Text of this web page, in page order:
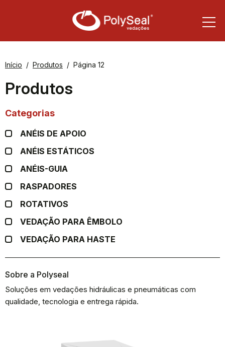
Início Produtos Página 12
Produtos
Categorias
ANÉIS DE APOIO
ANÉIS ESTÁTICOS
ANÉIS-GUIA
RASPADORES
ROTATIVOS
VEDAÇÃO PARA ÊMBOLO
VEDAÇÃO PARA HASTE
Sobre a Polyseal
Soluções em vedações hidráulicas e pneumáticas com
qualidade, tecnologia e entrega rápida.